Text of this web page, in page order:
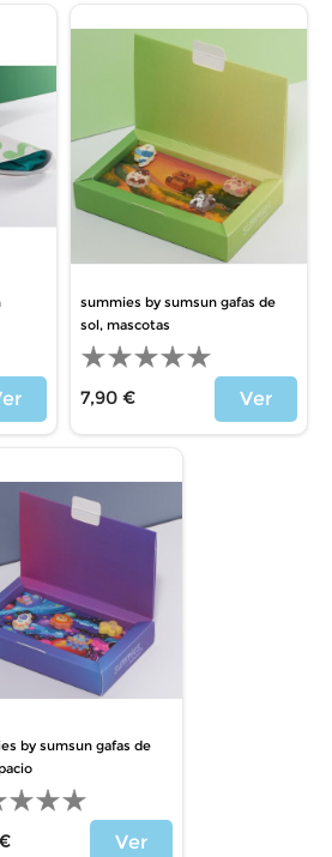
summies by sumsun gafas de
sol, mascotas
7,90 €
Ver
by sumsun gafas de
Ver